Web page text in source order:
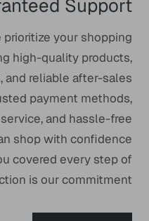
Support
prioritize your shopping
high-quality products,
and reliable after-sales
payment methods,
and hassle-free
shop with confidence
covered every step of
is our commitment!